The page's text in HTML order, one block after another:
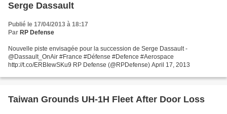
Serge Dassault
Publié le 17/04/2013 à 18:17
Par RP Defense
Nouvelle piste envisagée pour la succession de Serge Dassault -
@Dassault_OnAir #France #Défense #Defence #Aerospace
http://t.co/ERBIewSKu9 RP Defense (@RPDefense) April 17, 2013
Taiwan Grounds UH-1H Fleet After Door Loss